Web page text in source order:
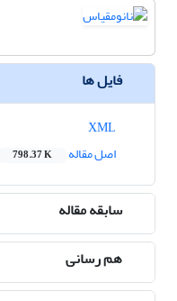
فایل ها
اصل مقاله
798.37 K
سابقه مقاله
هم رسانی